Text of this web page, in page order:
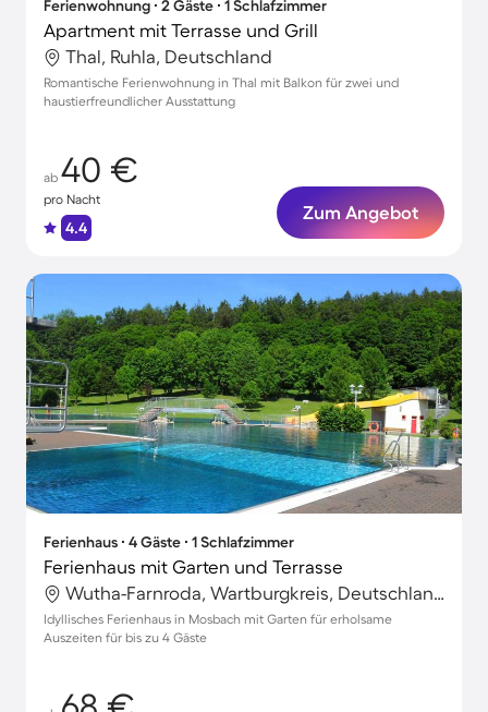
Ferienwohnung ∙ 2 Gäste ∙ 1 Schlafzimmer
Apartment mit Terrasse und Grill
Thal, Ruhla, Deutschland
Romantische Ferienwohnung in Thal mit Balkon für zwei und
haustierfreundlicher Ausstattung
ab 40 €
pro Nacht
4.4
Zum Angebot
Ferienhaus ∙ 4 Gäste ∙ 1 Schlafzimmer
Ferienhaus mit Garten und Terrasse
Wutha-Farnroda, Wartburgkreis, Deutschland
Idyllisches Ferienhaus in Mosbach mit Garten für erholsame
Auszeiten für bis zu 4 Gäste